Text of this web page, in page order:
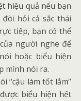
hiệu quả nếu bạn
hỏi cả sắc thái
tiếp, bạn có thể
người nghe để
hoặc biểu hiện
mình nói ra.
“cậu làm tốt lắm”
biểu hiện hết